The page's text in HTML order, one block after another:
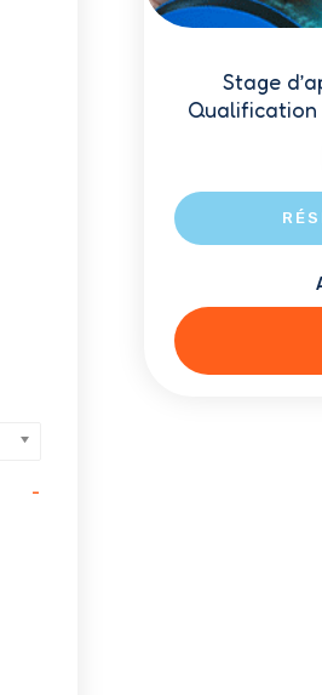
-
Stage
Qualification